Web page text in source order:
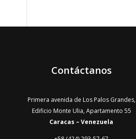
Contáctanos
Primera avenida de Los Palos Grandes,
Edificio Monte Ulia, Apartamento 55
Caracas – Venezuela